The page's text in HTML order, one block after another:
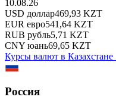
10.08.26
USD доллар469,93 KZT
EUR евро541,64 KZT
RUB рубль5,71 KZT
CNY юань69,65 KZT
Курсы валют в Казахстане
Россия